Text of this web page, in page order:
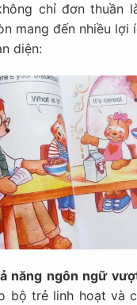
chỉ đơn thuần
mang đến nhiều lợi
diện:
năng ngôn ngữ
bộ trẻ linh hoạt và